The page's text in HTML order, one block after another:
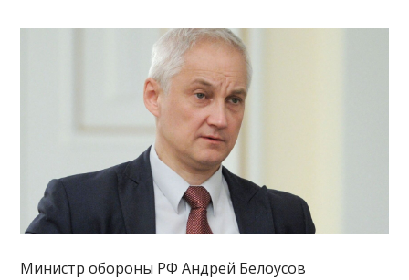
Министр обороны РФ Андрей Белоусов